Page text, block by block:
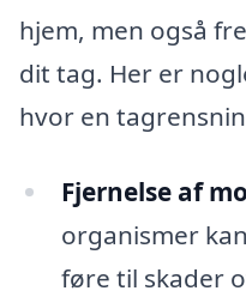
hjem, men også
dit tag. Her er
hvor en
Fjernelse af
organismer
føre til skader